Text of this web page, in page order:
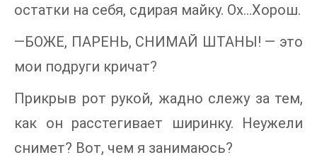
остатки на себя, сдирая майку. Ох…Хорош.
—БОЖЕ, ПАРЕНЬ, СНИМАЙ ШТАНЫ! — это
мои подруги кричат?
Прикрыв рот рукой, жадно слежу за тем,
как он расстегивает ширинку. Неужели
снимет? Вот, чем я занимаюсь?